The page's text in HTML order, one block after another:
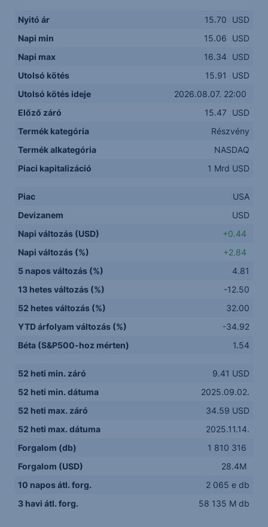
Nyitó ár 15.70
USD
Napi min
15.06
USD
Napi max
16.34
USD
Utolsó kötés
15.91
USD
Utolsó kötés ideje
2026.08.07. 22:00
Előző záró
15.47
USD
Termék kategória
Részvény
Termék alkategória
NASDAQ
Piaci kapitalizáció
1 Mrd USD
Piac
USA
Devizanem
USD
Napi változás (USD)
+0.44
Napi változás (%)
+2.84
5 napos változás (%)
4.81
13 hetes változás (%)
-12.50
52 hetes változás (%)
32.00
YTD árfolyam változás (%)
-34.92
Béta (S&P500-hoz mérten)
1.54
52 heti min. záró
9.41 USD
52 heti min. dátuma
2025.09.02.
52 heti max. záró
34.59 USD
52 heti max. dátuma
2025.11.14.
Forgalom (db)
1 810 316
Forgalom (USD)
28.4M
10 napos átl. forg.
2 065 e db
3 havi átl. forg.
58 135 M db